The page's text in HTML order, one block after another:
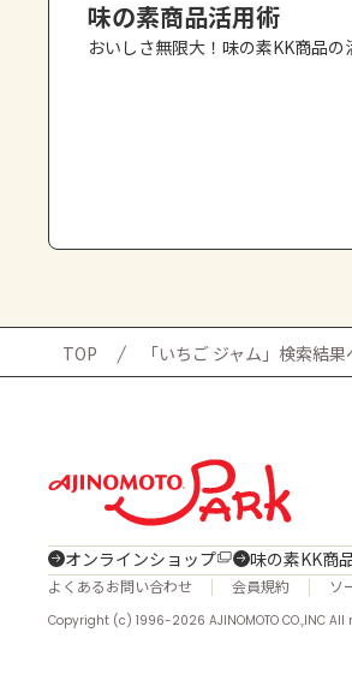
味の素商品活用術
おいしさ無限大！味の素KK商品の
TOP 「いちご ジャム」検索結
オンラインショップ 味の素KK商
よくあるお問い合わせ 会員規約 ソ
Copyright (c) 1996-2026 AJINOMOTO CO.,INC